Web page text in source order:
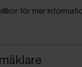
för mer